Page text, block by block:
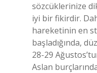
sözcüklerinize
iyi bir fikirdir.
hareketinin en
başladığında,
28-29
Aslan